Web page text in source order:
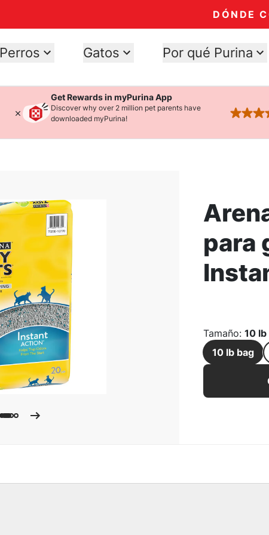
DÓNDE
Perros Gatos Por qué Purina
Get Rewards in myPurina App
Discover why over 2 million pet parents have
downloaded myPurina!
rated
Ampliar la Imagen
para
Tamaño: 10 lb
10 lb bag
Arena no